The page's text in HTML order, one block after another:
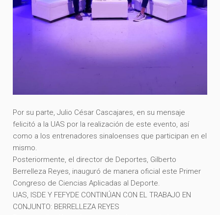
Por su parte, Julio César Cascajares, en su mensaje
felicitó a la UAS por la realización de este evento, así
como a los entrenadores sinaloenses que participan en el
mismo.
Posteriormente, el director de Deportes, Gilberto
Berrelleza Reyes, inauguró de manera oficial este Primer
Congreso de Ciencias Aplicadas al Deporte.
UAS, ISDE Y FEFYDE CONTINÚAN CON EL TRABAJO EN
CONJUNTO: BERRELLEZA REYES